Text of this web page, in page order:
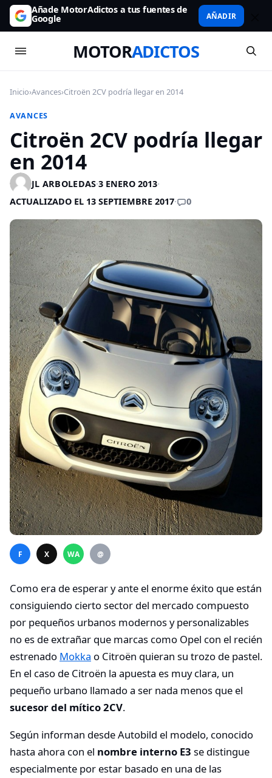
Añade MotorAdictos a tus fuentes de
Google AÑADIR
MOTORADICTOS
Inicio›Avances›Citroën 2CV podría llegar en 2014
AVANCES
Citroën 2CV podría llegar
en 2014
JL ARBOLEDAS·3 ENERO 2013·
ACTUALIZADO EL 13 SEPTIEMBRE 2017· 0
F X WA @
Como era de esperar y ante el enorme éxito que están
consiguiendo cierto sector del mercado compuesto
por pequeños urbanos modernos y personalizables
no es de extrañar que marcas como Opel con el recién
estrenado Mokka o Citroën quieran su trozo de pastel.
En el caso de Citroën la apuesta es muy clara, un
pequeño urbano llamado a ser nada menos que el
sucesor del mítico 2CV.
Según informan desde Autobild el modelo, conocido
hasta ahora con el nombre interno E3 se distingue
especialmente por estar basado en una de las